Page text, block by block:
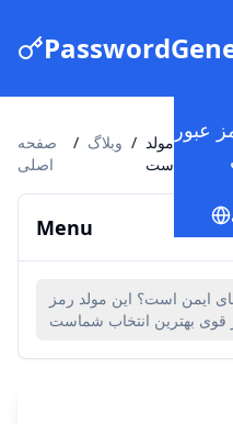
عبور
صفحه
اصلی
/ وبلاگ / این مولد
شماست
Menu
ایمن است؟ این مولد رمز
قوی بهترین انتخاب شماست